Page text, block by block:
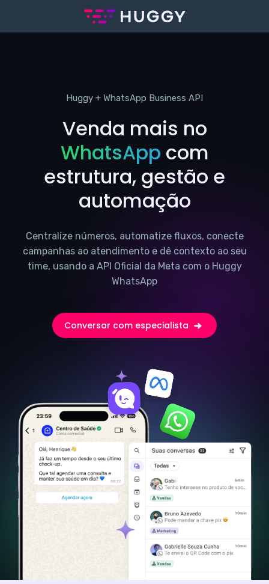
Huggy + WhatsApp Business API
Venda mais no
WhatsApp com
estrutura, gestão e
automação
Centralize números, automatize fluxos, conecte
campanhas ao atendimento e dê contexto ao seu
time, usando a API Oficial da Meta com o Huggy
WhatsApp
Conversar com especialista